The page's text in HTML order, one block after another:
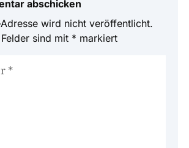
abschicken
wird nicht veröffentlicht.
sind mit * markiert